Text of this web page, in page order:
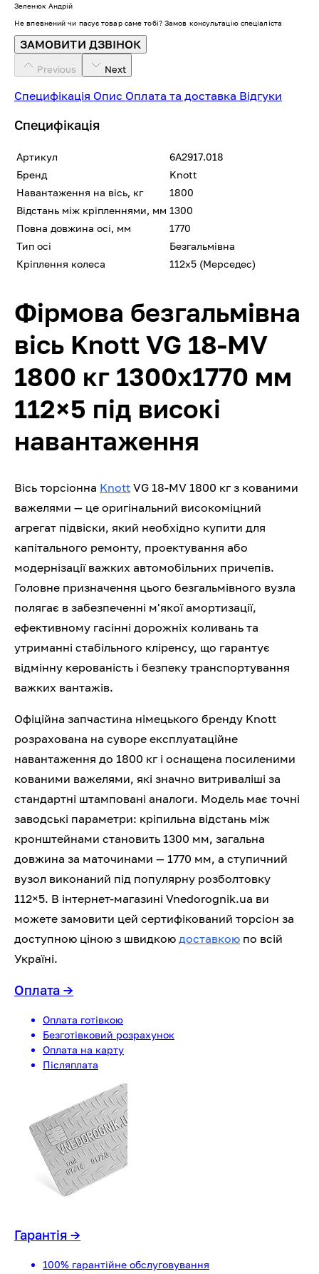
Зеленюк Андрій
Не впевнений чи пасує товар саме тобі? Замов консультацію спеціаліста
ЗАМОВИТИ ДЗВІНОК
Previous Next
Специфікація Опис Оплата та доставка Відгуки
Специфікація
Артикул
6A2917.018
Бренд
Knott
Навантаження на вісь, кг
1800
Відстань між кріпленнями, мм 1300
Повна довжина осі, мм
1770
Тип осі
Безгальмівна
Кріплення колеса
112х5 (Мерседес)
Фірмова безгальмівна
вісь Knott VG 18-MV
1800 кг 1300х1770 мм
112×5 під високі
навантаження
Вісь торсіонна Knott VG 18-MV 1800 кг з кованими
важелями — це оригінальний високоміцний
агрегат підвіски, який необхідно купити для
капітального ремонту, проектування або
модернізації важких автомобільних причепів.
Головне призначення цього безгальмівного вузла
полягає в забезпеченні м'якої амортизації,
ефективному гасінні дорожніх коливань та
утриманні стабільного кліренсу, що гарантує
відмінну керованість і безпеку транспортування
важких вантажів.
Офіційна запчастина німецького бренду Knott
розрахована на суворе експлуатаційне
навантаження до 1800 кг і оснащена посиленими
кованими важелями, які значно витриваліші за
стандартні штамповані аналоги. Модель має точні
заводські параметри: кріпильна відстань між
кронштейнами становить 1300 мм, загальна
довжина за маточинами — 1770 мм, а ступичний
вузол виконаний під популярну розболтовку
112×5. В інтернет-магазині Vnedorognik.ua ви
можете замовити цей сертифікований торсіон за
доступною ціною з швидкою доставкою по всій
Україні.
Оплата→
Оплата готівкою
Безготівковий розрахунок
Оплата на карту
Післяплата
Гарантія→
100% гарантійне обслуговування